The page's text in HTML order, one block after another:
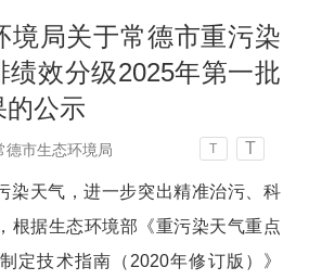
境局关于常德市重污染
绩效分级2025年第一批
的公示
德市生态环境局 T T
染天气，进一步突出精准治污、科
根据生态环境部《重污染天气重点
定技术指南（2020年修订版）》